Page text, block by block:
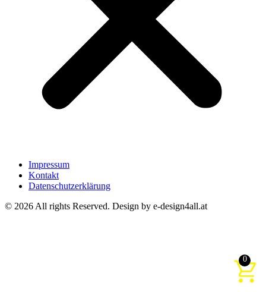
Impressum
Kontakt
Datenschutzerklärung
© 2026 All rights Reserved. Design by e-design4all.at
0